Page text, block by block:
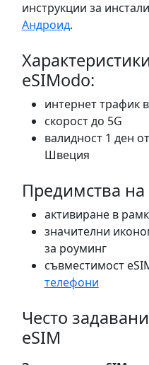
инструкции за
Андроид.
eSIModo:
интернет трафик
скорост до 5G
валидност 1 ден
Швеция
Предимства на
активиране в
значителни
за роуминг
съвместимост
телефони
Често
eSIM